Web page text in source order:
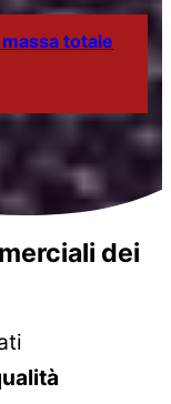
totale
dei